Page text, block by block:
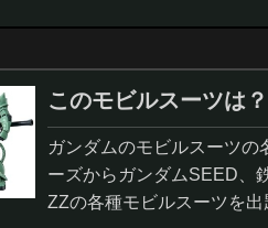
このモビルスーツは？
ガンダムのモビルスーツ
ーズからガンダムSEED、
ZZの各種モビルスーツを出